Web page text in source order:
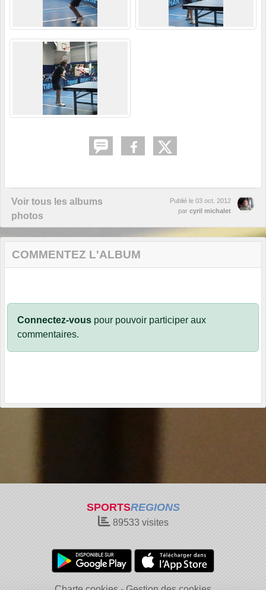
Voir tous les albums
photos
Publié le 03 oct. 2012
par cyril michalet
COMMENTEZ L'ALBUM
Connectez-vous pour pouvoir participer aux
commentaires.
SPORTSREGIONS
89533visites